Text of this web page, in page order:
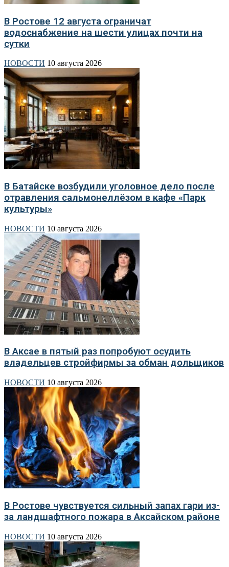
В Ростове 12 августа ограничат
водоснабжение на шести улицах почти на
сутки
НОВОСТИ 10 августа 2026
В Батайске возбудили уголовное дело после
отравления сальмонеллёзом в кафе «Парк
культуры»
НОВОСТИ 10 августа 2026
В Аксае в пятый раз попробуют осудить
владельцев стройфирмы за обман дольщиков
НОВОСТИ 10 августа 2026
В Ростове чувствуется сильный запах гари из-
за ландшафтного пожара в Аксайском районе
НОВОСТИ 10 августа 2026